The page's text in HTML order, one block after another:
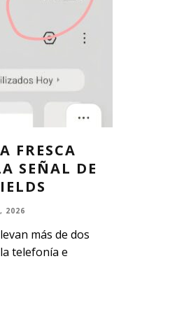
FRESCA
SEÑAL DE
2026
más de dos
telefonía e